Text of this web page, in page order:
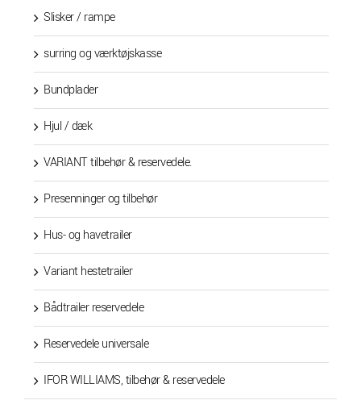
Slisker / rampe
surring og værktøjskasse
Bundplader
Hjul / dæk
VARIANT tilbehør & reservedele.
Presenninger og tilbehør
Hus- og havetrailer
Variant hestetrailer
Bådtrailer reservedele
Reservedele universale
IFOR WILLIAMS, tilbehør & reservedele